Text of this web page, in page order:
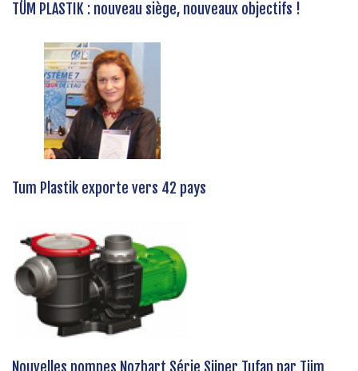
TÜM PLASTIK : nouveau siège, nouveaux objectifs !
Tum Plastik exporte vers 42 pays
Nouvelles pompes Nozbart Série Süper Tufan par Tüm